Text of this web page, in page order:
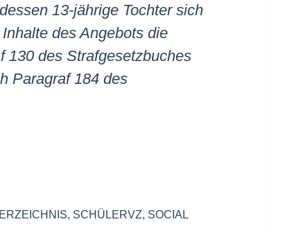
13-jährige Tochter sich
des Angebots die
130 des Strafgesetzbuches
Paragraf 184 des
, SCHÜLERVZ, SOCIAL